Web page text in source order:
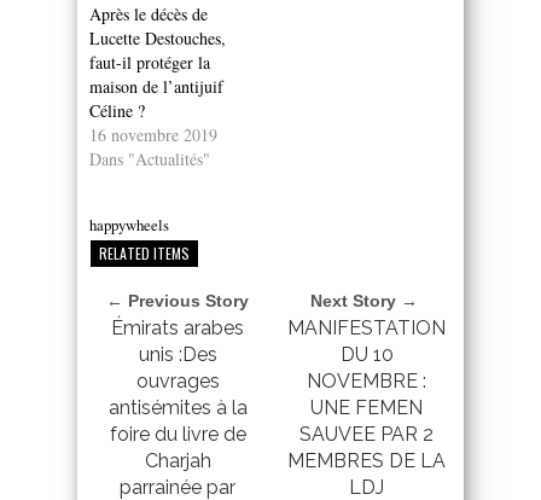
Après le décès de
Lucette Destouches,
faut-il protéger la
maison de l’antijuif
Céline ?
16 novembre 2019
Dans "Actualités"
happywheels
RELATED ITEMS
← Previous Story
Émirats arabes
unis :Des
ouvrages
antisémites à la
foire du livre de
Charjah
parrainée par
Next Story →
MANIFESTATION
DU 10
NOVEMBRE :
UNE FEMEN
SAUVEE PAR 2
MEMBRES DE LA
LDJ